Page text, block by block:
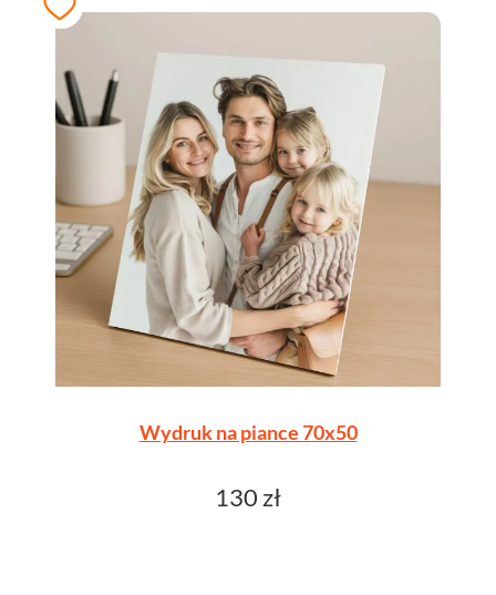
Wydruk na piance 70x50
130 zł